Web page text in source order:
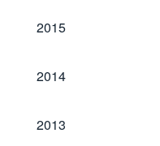
2015
2015
2014
2014
2013
2013